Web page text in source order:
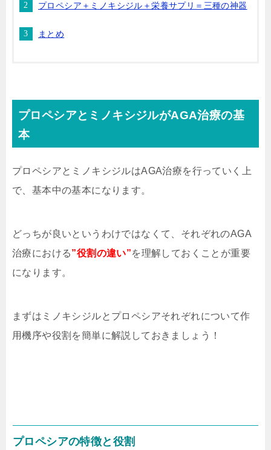
プロペシア＋ミノキシジル＋栄養サプリ＝三種の神器
まとめ
プロペシアとミノキシジルがAGA治療の基
本
プロペシアとミノキシジルはAGA治療を行っていく上
で、基本中の基本になります。
どっちが良いというわけではなくて、それぞれのAGA
治療における”役割の違い”を理解しておくことが重要
になります。
まずはミノキシジルとプロペシアそれぞれについて作
用機序や役割を簡単に解説しておきましょう！
プロペシアの特徴と役割